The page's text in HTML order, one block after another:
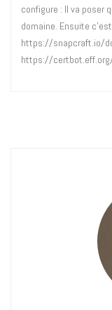
configure : Il va poser
domaine. Ensuite
https://snapcraft.io/
https://